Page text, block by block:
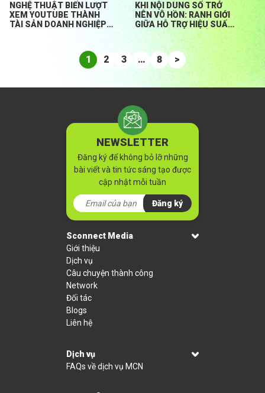
NGHỆ THUẬT BIẾN LƯỢT
XEM YOUTUBE THÀNH
TÀI SẢN DOANH NGHIỆP
KHI NỘI DUNG SỐ TRỞ
NÊN VÔ HỒN: RANH GIỚI
GIỮA HỖ TRỢ HIỆU SUẤT
HAY ĐÁNH MẤT BẢN
1 2 3 … 8 >
NEWSLETTER
Đăng ký để không bỏ lỡ những
bài viết và tin tức sáng tạo được
cập nhật mỗi tuần
Đăng ký
Sconnect Media
Giới thiệu
Dịch vụ
Câu chuyện thành công
Network
Đối tác
Blogs
Liên hệ
Dịch vụ
FAQs về dịch vụ MCN